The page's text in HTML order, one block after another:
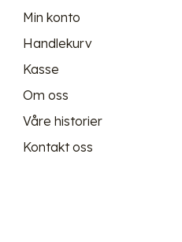
Min konto
Handlekurv
Kasse
Om oss
Våre historier
Kontakt oss